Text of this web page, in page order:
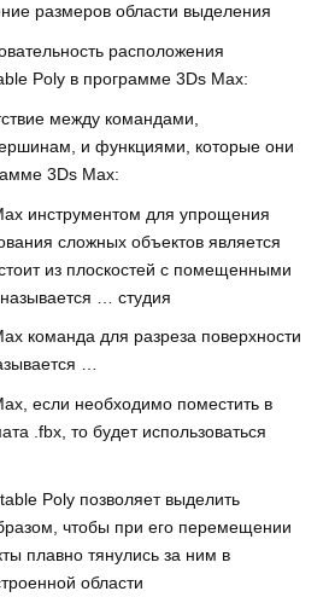
размеров области выделения
расположения
Poly в программе 3Ds Max:
между командами,
и функциями, которые они
3Ds Max:
инструментом для упрощения
сложных объектов является
из плоскостей с помещенными
… студия
команда для разреза поверхности
…
если необходимо поместить в
.fbx, то будет использоваться
Poly позволяет выделить
чтобы при его перемещении
плавно тянулись за ним в
области